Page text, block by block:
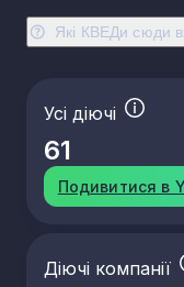
Які КВЕДи сюди
Усі діючі
61
Подивитися в
Діючі компанії